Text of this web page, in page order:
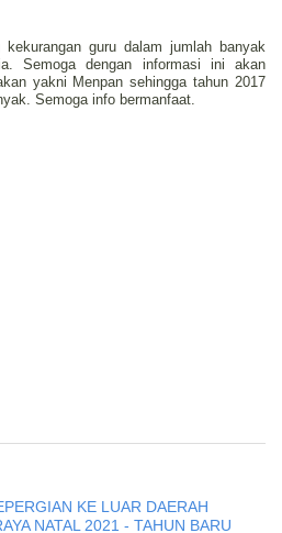
kekurangan guru dalam jumlah banyak
Semoga dengan informasi ini akan
yakni Menpan sehingga tahun 2017
Semoga info bermanfaat.
KE LUAR DAERAH
NATAL 2021 - TAHUN BARU